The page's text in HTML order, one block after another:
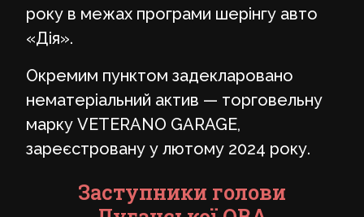
року в межах програми шерінгу авто
«Дія».
Окремим пунктом задекларовано
нематеріальний актив — торговельну
марку VETERANO GARAGE,
зареєстровану у лютому 2024 року.
Заступники голови